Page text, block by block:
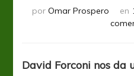
por Omar Prospero en
David Forconi nos da